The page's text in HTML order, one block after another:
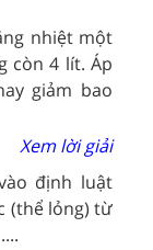
nhiệt một
còn 4 lít. Áp
giảm bao
Xem lời giải
định luật
(thể lỏng) từ